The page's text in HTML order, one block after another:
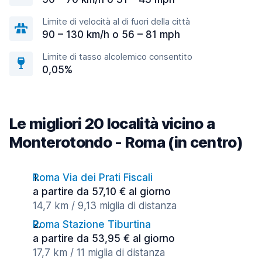
Limite di velocità al di fuori della città
90 – 130 km/h o 56 – 81 mph
Limite di tasso alcolemico consentito
0,05%
Le migliori 20 località vicino a
Monterotondo - Roma (in centro)
Roma Via dei Prati Fiscali
a partire da 57,10 € al giorno
14,7 km / 9,13 miglia di distanza
Roma Stazione Tiburtina
a partire da 53,95 € al giorno
17,7 km / 11 miglia di distanza